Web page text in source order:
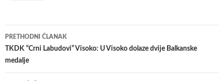
Navigacija
članaka
PRETHODNI ČLANAK
TKDK “Crni Labudovi” Visoko: U Visoko dolaze dvije Balkanske
medalje